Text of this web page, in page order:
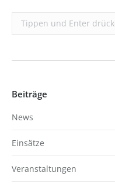
Search:
Beiträge
News
Einsätze
Veranstaltungen